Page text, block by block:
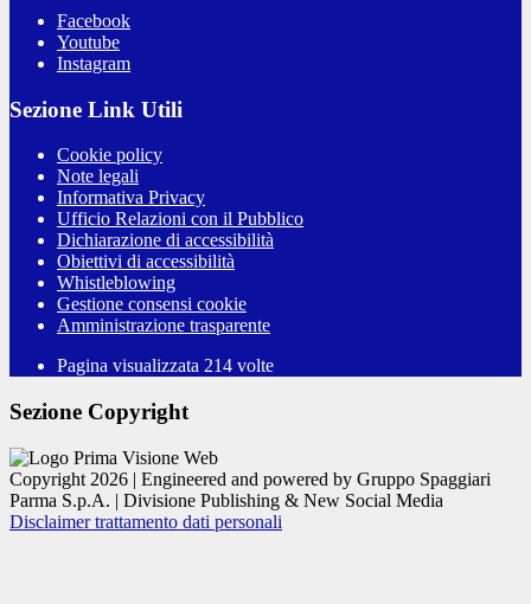
Facebook
Youtube
Instagram
Sezione Link Utili
Cookie policy
Note legali
Informativa Privacy
Ufficio Relazioni con il Pubblico
Dichiarazione di accessibilità
Obiettivi di accessibilità
Whistleblowing
Gestione consensi cookie
Amministrazione trasparente
Pagina visualizzata 214 volte
Sezione Copyright
Copyright 2026 | Engineered and powered by Gruppo Spaggiari
Parma S.p.A. | Divisione Publishing & New Social Media
Disclaimer trattamento dati personali